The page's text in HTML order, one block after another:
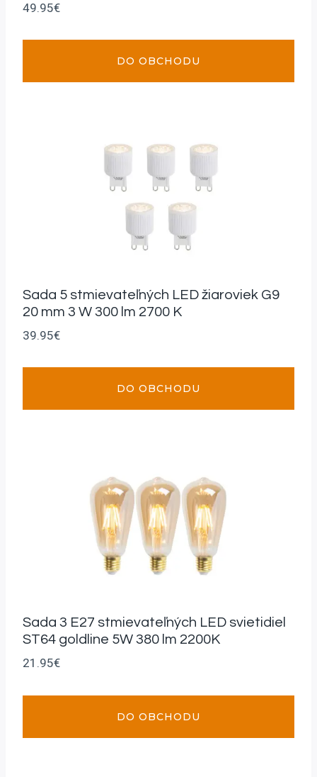
49.95€
DO OBCHODU
Sada 5 stmievateľných LED žiaroviek G9
20 mm 3 W 300 lm 2700 K
39.95€
DO OBCHODU
Sada 3 E27 stmievateľných LED svietidiel
ST64 goldline 5W 380 lm 2200K
21.95€
DO OBCHODU